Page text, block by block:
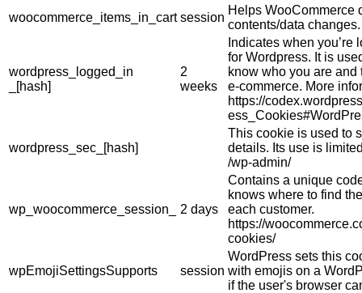
woocommerce_items_in_cart session
Helps WooCommerce
contents/data changes.
wordpress_logged_in
_[hash]
2
weeks
Indicates when
for Wordpress. It is
know who you are
e-commerce. More
https://
wordpress_sec_[hash]
This cookie is used to
details. Its use is
/wp-admin/
wp_woocommerce_session_ 2 days
Contains a unique
knows where to find
each customer.
https://
cookies/
wpEmojiSettingsSupports session
WordPress sets this
with emojis on a
if the user's browser